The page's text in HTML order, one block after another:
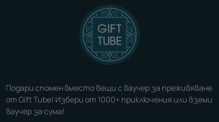
Подари спомен вместо вещи с ваучер за преживяване
от Gift Tube! Избери от 1000+ приключения или вземи
ваучер за сума!